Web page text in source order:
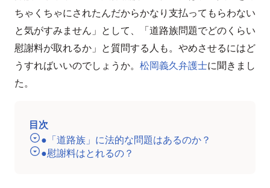
ちゃくちゃにされたんだからかなり支払ってもらわない
と気がすみません」として、「道路族問題でどのくらい
慰謝料が取れるか」と質問する人も。やめさせるにはど
うすればいいのでしょうか。 松岡義久弁護士に聞きまし
た。
目次
●「道路族」に法的な問題はあるのか？
●慰謝料はとれるの？